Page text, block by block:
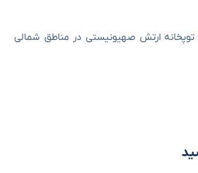
توپخانه ارتش صهیونیستی در مناطق شمالی